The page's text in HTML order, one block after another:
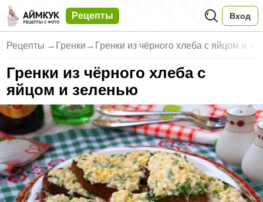
Рецепты Вход
Рецепты → Гренки → Гренки из чёрного хлеба с яйцом и
Гренки из чёрного хлеба с
яйцом и зеленью